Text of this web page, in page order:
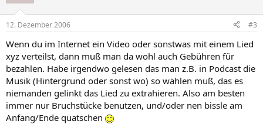
12. Dezember 2006 #3
Wenn du im Internet ein Video oder sonstwas mit einem Lied
xyz verteilst, dann muß man da wohl auch Gebühren für
bezahlen. Habe irgendwo gelesen das man z.B. in Podcast die
Musik (Hintergrund oder sonst wo) so wählen muß, das es
niemanden gelinkt das Lied zu extrahieren. Also am besten
immer nur Bruchstücke benutzen, und/oder nen bissle am
Anfang/Ende quatschen